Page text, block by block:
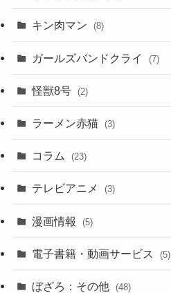
キン肉マン (8)
ガールズバンドクライ (7)
怪獣8号 (2)
ラーメン赤猫 (3)
コラム (23)
テレビアニメ (3)
漫画情報 (5)
電子書籍・動画サービス (5)
ぼざろ：その他 (48)